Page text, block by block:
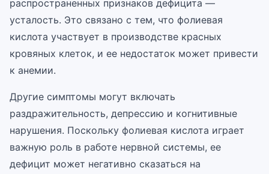
распространенных признаков дефицита —
усталость. Это связано с тем, что фолиевая
кислота участвует в производстве красных
кровяных клеток, и ее недостаток может привести
к анемии.
Другие симптомы могут включать
раздражительность, депрессию и когнитивные
нарушения. Поскольку фолиевая кислота играет
важную роль в работе нервной системы, ее
дефицит может негативно сказаться на